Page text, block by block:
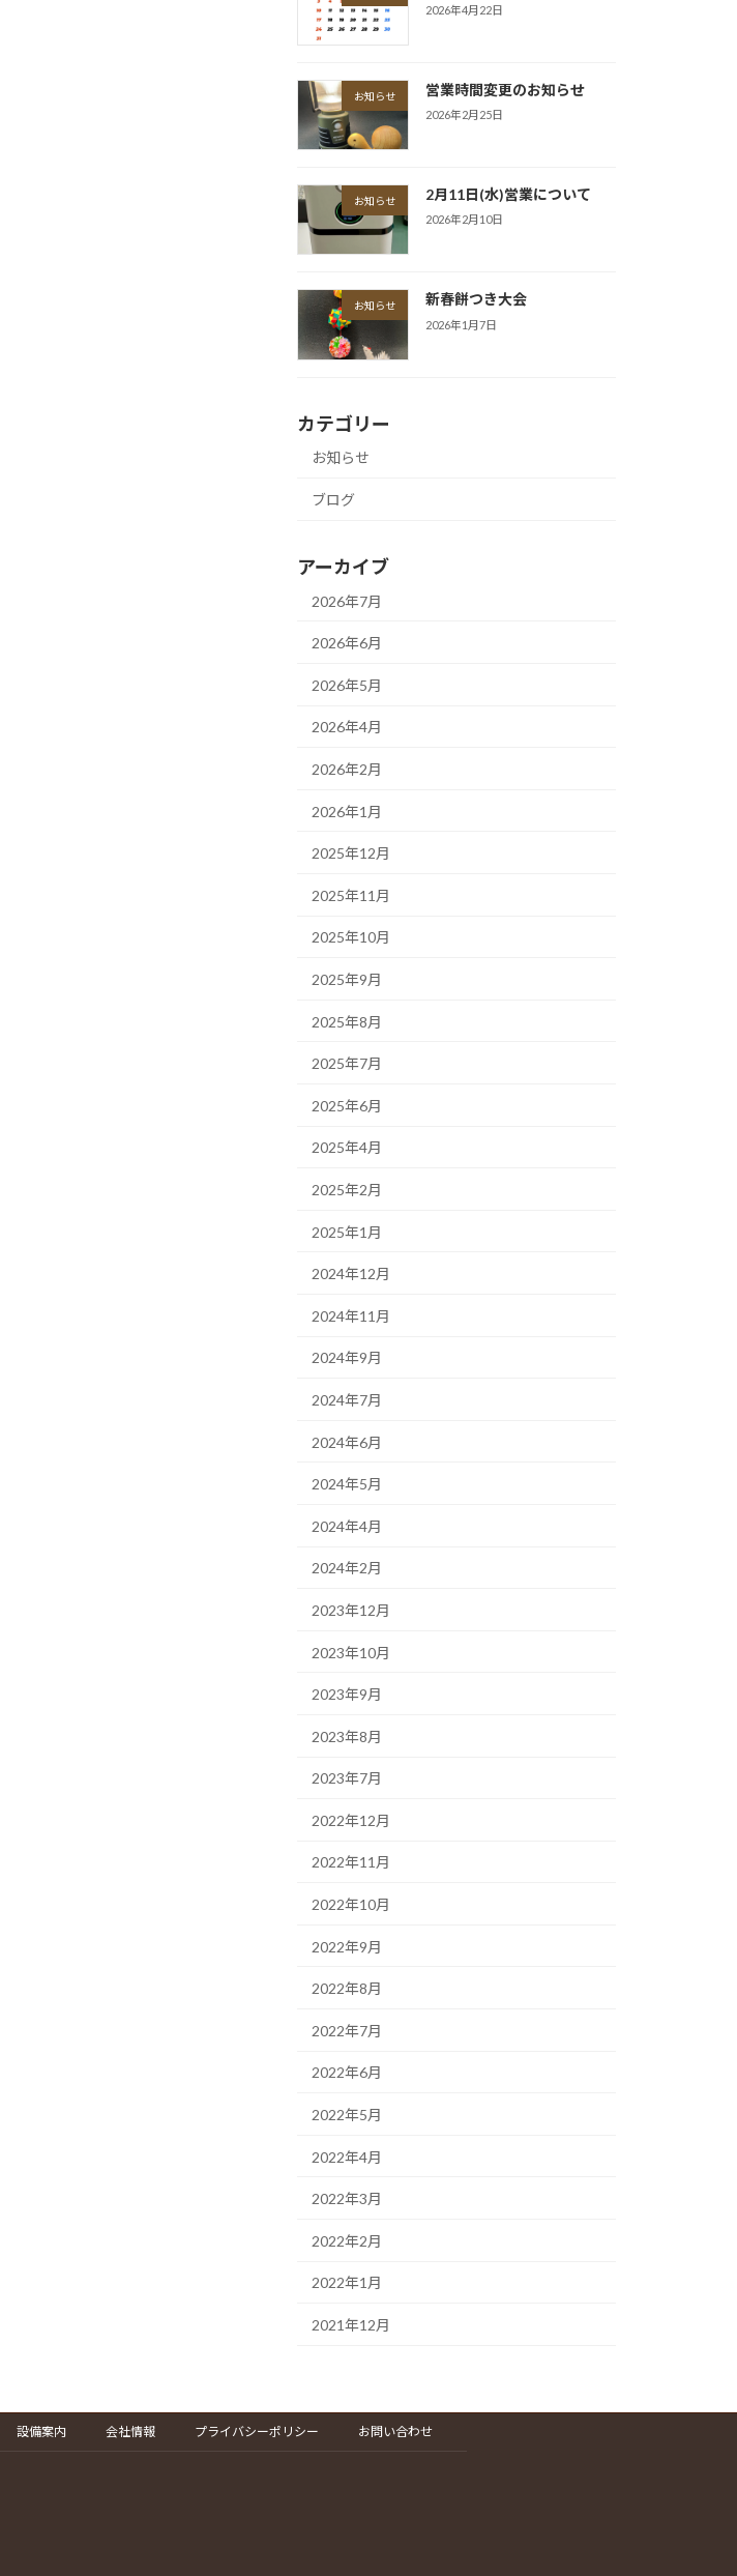
2026年4月22日
お知らせ 営業時間変更のお知らせ
2026年2月25日
お知らせ 2月11日(水)営業について
2026年2月10日
お知らせ 新春餅つき大会
2026年1月7日
カテゴリー
お知らせ
ブログ
アーカイブ
2026年7月
2026年6月
2026年5月
2026年4月
2026年2月
2026年1月
2025年12月
2025年11月
2025年10月
2025年9月
2025年8月
2025年7月
2025年6月
2025年4月
2025年2月
2025年1月
2024年12月
2024年11月
2024年9月
2024年7月
2024年6月
2024年5月
2024年4月
2024年2月
2023年12月
2023年10月
2023年9月
2023年8月
2023年7月
2022年12月
2022年11月
2022年10月
2022年9月
2022年8月
2022年7月
2022年6月
2022年5月
2022年4月
2022年3月
2022年2月
2022年1月
2021年12月
設備案内 会社情報 プライバシーポリシー お問い合わせ